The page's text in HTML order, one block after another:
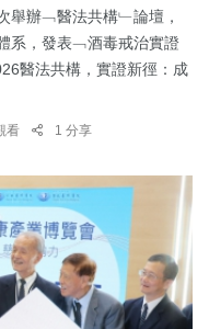
舉辦﹁醫法共構﹂論壇，
系，發表﹁酒毒戒治實證
醫法共構，實證新徑：成
看 1 分享